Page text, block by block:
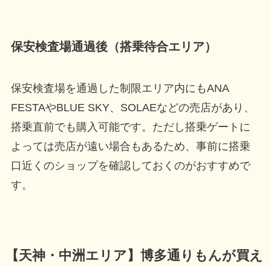
保安検査場通過後（搭乗待合エリア）
保安検査場を通過した制限エリア内にもANA
FESTAやBLUE SKY、SOLAEなどの売店があり、
搭乗直前でも購入可能です。ただし搭乗ゲートに
よっては売店が遠い場合もあるため、事前に搭乗
口近くのショップを確認しておくのがおすすめで
す。
【天神・中洲エリア】博多通りもんが買え